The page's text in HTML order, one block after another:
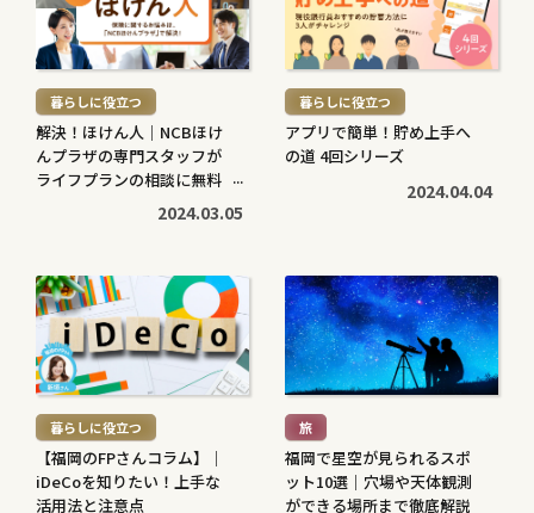
を
読
む
> 暮らしに役立つ
解決！ほけん人｜NCBほけ
んプラザの専門スタッフが
ライフプランの相談に無料
2024.03.05
を
読
む
> 暮らしに役立つ
アプリで簡単！貯め上手へ
の道 4回シリーズ
2024.04.04
続
き
を
読
む
> 暮らしに役立つ
【福岡のFPさんコラム】｜
iDeCoを知りたい！上手な
活用法と注意点
続
き
を
読
む
> 旅
福岡で星空が見られるスポ
ット10選｜穴場や天体観測
ができる場所まで徹底解説